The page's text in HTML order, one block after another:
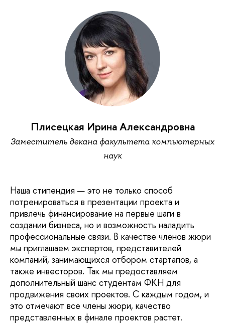
Плисецкая Ирина Александровна
Заместитель декана факультета компьютерных
наук
Наша стипендия — это не только способ
потренироваться в презентации проекта и
привлечь финансирование на первые шаги в
создании бизнеса, но и возможность наладить
профессиональные связи. В качестве членов жюри
мы приглашаем экспертов, представителей
компаний, занимающихся отбором стартапов, а
также инвесторов. Так мы предоставляем
дополнительный шанс студентам ФКН для
продвижения своих проектов. С каждым годом, и
это отмечают все члены жюри, качество
представленных в финале проектов растет.